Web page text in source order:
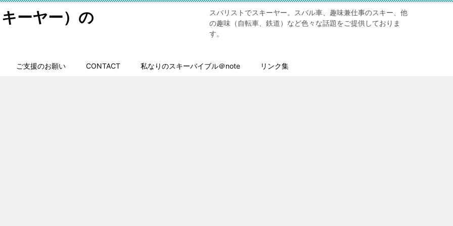
ーヤー）の
スバリストでスキーヤー。スバル車、趣味兼仕事のスキー、他
の趣味（自転車、鉄道）など色々な話題をご提供しておりま
す。
ご支援のお願い CONTACT 私なりのスキーバイブル＠note リンク集